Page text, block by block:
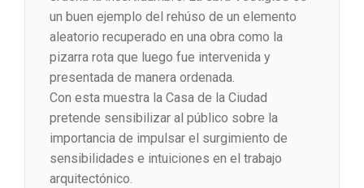
un buen ejemplo del rehúso de un elemento
aleatorio recuperado en una obra como la
pizarra rota que luego fue intervenida y
presentada de manera ordenada.
Con esta muestra la Casa de la Ciudad
pretende sensibilizar al público sobre la
importancia de impulsar el surgimiento de
sensibilidades e intuiciones en el trabajo
arquitectónico.